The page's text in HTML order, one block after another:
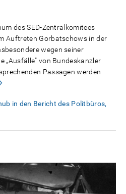
des SED-Zentralkomitees
Auftreten Gorbatschows in der
wegen seiner
„Ausfälle" von Bundeskanzler
Passagen werden
in den Bericht des Politbüros,